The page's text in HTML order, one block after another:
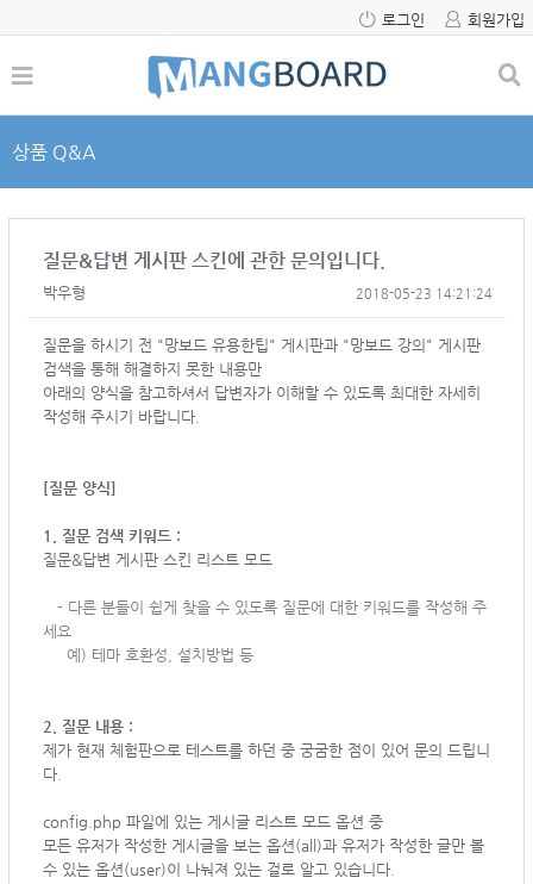
로그인 회원가입
상품 Q&A
질문&답변 게시판 스킨에 관한 문의입니다.
박우형 2018-05-23 14:21:24
질문을 하시기 전 "망보드 유용한팁" 게시판과 "망보드 강의" 게시판
검색을 통해 해결하지 못한 내용만
아래의 양식을 참고하셔서 답변자가 이해할 수 있도록 최대한 자세히
작성해 주시기 바랍니다.
[질문 양식]
1. 질문 검색 키워드 :
질문&답변 게시판 스킨 리스트 모드
- 다른 분들이 쉽게 찾을 수 있도록 질문에 대한 키워드를 작성해 주
세요
예) 테마 호환성, 설치방법 등
2. 질문 내용 :
제가 현재 체험판으로 테스트를 하던 중 궁굼한 점이 있어 문의 드립니
다.
config.php 파일에 있는 게시글 리스트 모드 옵션 중
모든 유저가 작성한 게시글을 보는 옵션(all)과 유저가 작성한 글만 볼
수 있는 옵션(user)이 나눠져 있는 걸로 알고 있습니다.